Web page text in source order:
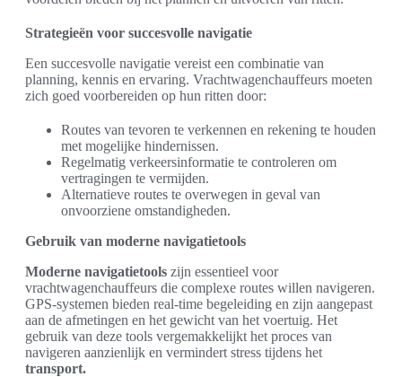
Strategieën voor succesvolle navigatie
Een succesvolle navigatie vereist een combinatie van
planning, kennis en ervaring. Vrachtwagenchauffeurs moeten
zich goed voorbereiden op hun ritten door:
Routes van tevoren te verkennen en rekening te houden
met mogelijke hindernissen.
Regelmatig verkeersinformatie te controleren om
vertragingen te vermijden.
Alternatieve routes te overwegen in geval van
onvoorziene omstandigheden.
Gebruik van moderne navigatietools
Moderne navigatietools zijn essentieel voor
vrachtwagenchauffeurs die complexe routes willen navigeren.
GPS-systemen bieden real-time begeleiding en zijn aangepast
aan de afmetingen en het gewicht van het voertuig. Het
gebruik van deze tools vergemakkelijkt het proces van
navigeren aanzienlijk en vermindert stress tijdens het
transport.